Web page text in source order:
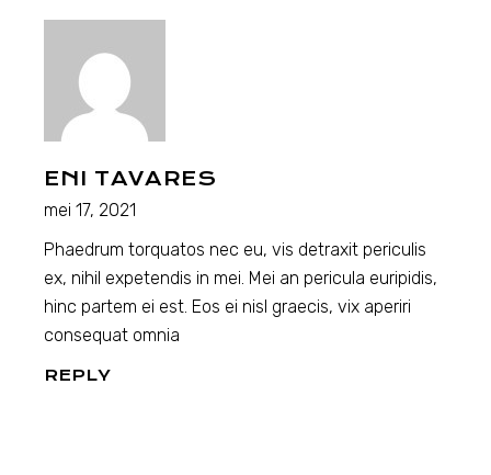
ENI TAVARES
mei 17, 2021
Phaedrum torquatos nec eu, vis detraxit periculis
ex, nihil expetendis in mei. Mei an pericula euripidis,
hinc partem ei est. Eos ei nisl graecis, vix aperiri
consequat omnia
REPLY